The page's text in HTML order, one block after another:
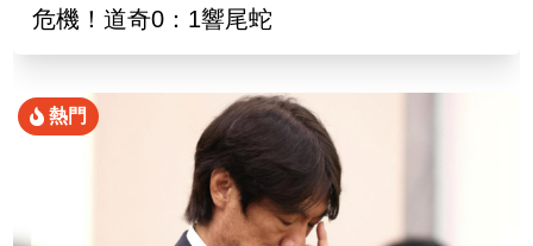
危機！道奇0：1響尾蛇
熱門